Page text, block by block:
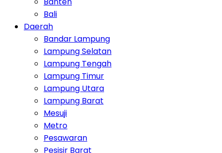
Bali
Daerah
Bandar Lampung
Lampung Selatan
Lampung Tengah
Lampung Timur
Lampung Utara
Lampung Barat
Mesuji
Metro
Pesawaran
Pesisir Barat